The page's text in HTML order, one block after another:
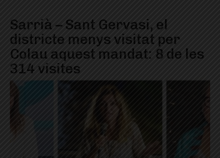
Sarrià – Sant Gervasi, el
districte menys visitat per
Colau aquest mandat: 8 de les
314 visites